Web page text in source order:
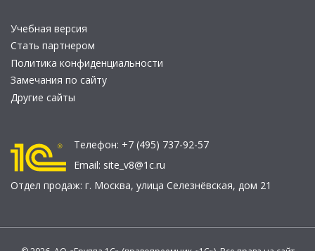
Учебная версия
Стать партнером
Политика конфиденциальности
Замечания по сайту
Другие сайты
Телефон: +7 (495) 737-92-57
Email: site_v8@1c.ru
Отдел продаж: г. Москва, улица Селезнёвская, дом 21